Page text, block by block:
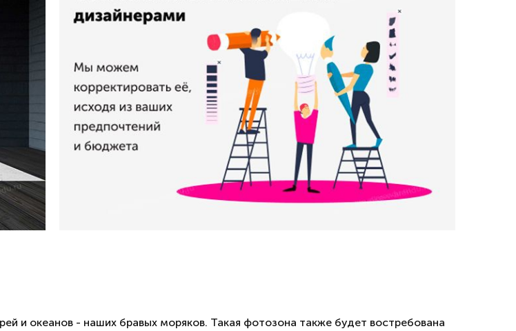
и океанов - наших бравых моряков. Такая фотозона также будет востребована